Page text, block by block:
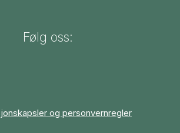
Følg oss:
og personvernregler